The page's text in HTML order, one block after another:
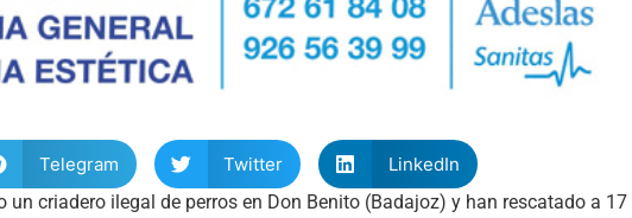
Telegram Twitter
LinkedIn
criadero ilegal de perros en Don Benito (Badajoz) y han rescatado a